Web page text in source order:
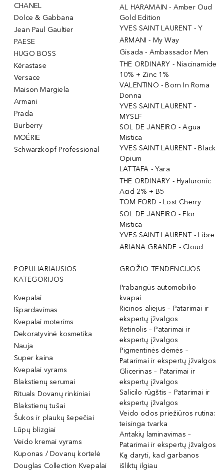
CHANEL
Dolce & Gabbana
Jean Paul Gaultier
PAESE
HUGO BOSS
Kérastase
Versace
Maison Margiela
Armani
Prada
Burberry
MOÉRIE
Schwarzkopf Professional
AL HARAMAIN - Amber Oud
Gold Edition
YVES SAINT LAURENT - Y
ARMANI - My Way
Gisada - Ambassador Men
THE ORDINARY - Niacinamide
10% + Zinc 1%
VALENTINO - Born In Roma
Donna
YVES SAINT LAURENT -
MYSLF
SOL DE JANEIRO - Agua
Mistica
YVES SAINT LAURENT - Black
Opium
LATTAFA - Yara
THE ORDINARY - Hyaluronic
Acid 2% + B5
TOM FORD - Lost Cherry
SOL DE JANEIRO - Flor
Mistica
YVES SAINT LAURENT - Libre
ARIANA GRANDE - Cloud
POPULIARIAUSIOS
KATEGORIJOS
Kvepalai
Išpardavimas
Kvepalai moterims
Dekoratyvinė kosmetika
Nauja
Super kaina
Kvepalai vyrams
Blakstienų serumai
Rituals Dovanų rinkiniai
Blakstienų tušai
Šukos ir plaukų šepečiai
Lūpų blizgiai
Veido kremai vyrams
Kuponas / Dovanų kortelė
Douglas Collection Kvepalai
GROŽIO TENDENCIJOS
Prabangūs automobilio
kvapai
Ricinos aliejus – Patarimai ir
ekspertų įžvalgos
Retinolis – Patarimai ir
ekspertų įžvalgos
Pigmentinės dėmės –
Patarimai ir ekspertų įžvalgos
Glicerinas – Patarimai ir
ekspertų įžvalgos
Salicilo rūgštis – Patarimai ir
ekspertų įžvalgos
Veido odos priežiūros rutina:
teisinga tvarka
Antakių laminavimas –
Patarimai ir ekspertų įžvalgos
Ką daryti, kad garbanos
išliktų ilgiau